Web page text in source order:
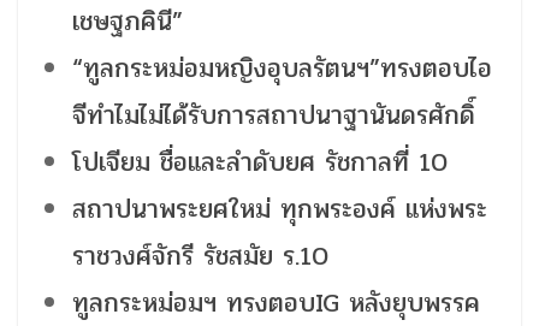
เชษฐภคินี”
“ทูลกระหม่อมหญิงอุบลรัตนฯ”ทรงตอบไอ
จีทำไมไม่ได้รับการสถาปนาฐานันดรศักดิ์
โปเจียม ชื่อและลำดับยศ รัชกาลที่ 10
สถาปนาพระยศใหม่ ทุกพระองค์ แห่งพระ
ราชวงศ์จักรี รัชสมัย ร.10
ทูลกระหม่อมฯ ทรงตอบIG หลังยุบพรรค